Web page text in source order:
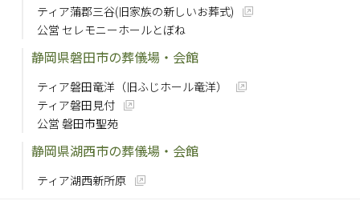
ティア蒲郡三谷(旧家族の新しいお葬式)
公営 セレモニーホールとぼね
静岡県磐田市の葬儀場・会館
ティア磐田竜洋（旧ふじホール竜洋）
ティア磐田見付
公営 磐田市聖苑
静岡県湖西市の葬儀場・会館
ティア湖西新所原